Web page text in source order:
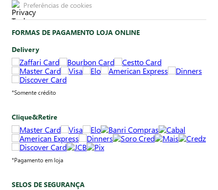
Preferências de cookies
FORMAS DE PAGAMENTO LOJA ONLINE
Delivery
*Somente crédito
Clique&Retire
*Pagamento em loja
SELOS DE SEGURANÇA